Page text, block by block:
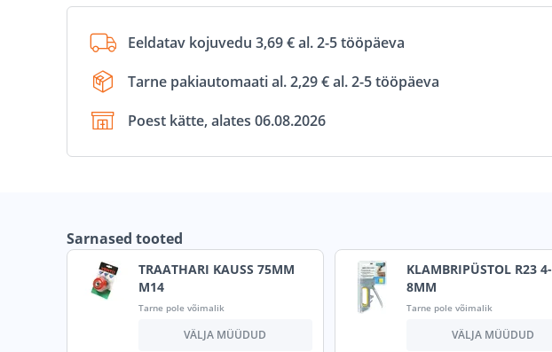
Eeldatav kojuvedu 3,69 € al. 2-5 tööpäeva
Tarne pakiautomaati al. 2,29 € al. 2-5 tööpäeva
Poest kätte, alates 06.08.2026
Sarnased tooted
TRAATHARI KAUSS 75MM
M14
Tarne pole võimalik
VÄLJA MÜÜDUD
KLAMBRIPÜSTOL R23 4-
8MM
Tarne pole võimalik
VÄLJA MÜÜDUD